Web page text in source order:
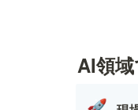
AI領